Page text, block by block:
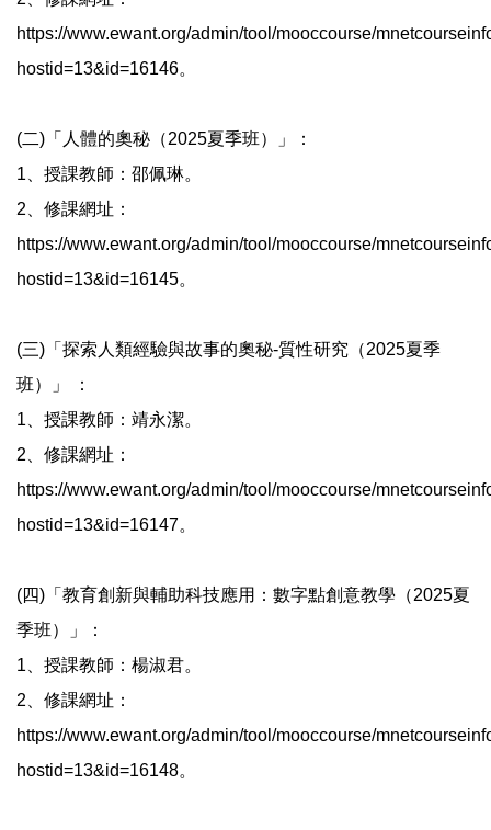
https://www.ewant.org/admin/tool/mooccourse/
hostid=13&id=16146。
(二)「人體的奧秘（2025夏季班）」：
1、授課教師：邵佩琳。
2、修課網址：
https://www.ewant.org/admin/tool/mooccourse/
hostid=13&id=16145。
(三)「探索人類經驗與故事的奧秘-質性研究（2025夏季
班）」 ：
1、授課教師：靖永潔。
2、修課網址：
https://www.ewant.org/admin/tool/mooccourse/
hostid=13&id=16147。
(四)「教育創新與輔助科技應用：數字點創意教學（2025夏
季班）」：
1、授課教師：楊淑君。
2、修課網址：
https://www.ewant.org/admin/tool/mooccourse/
hostid=13&id=16148。